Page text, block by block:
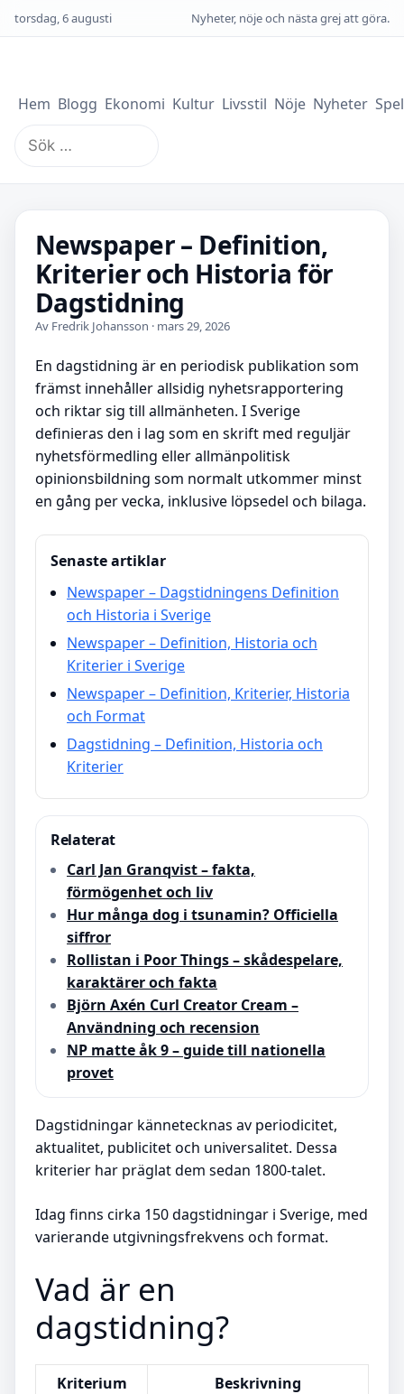
torsdag, 6 augusti Nyheter, nöje och nästa grej att göra.
Hem Blogg Ekonomi Kultur Livsstil Nöje Nyheter Spel
Sök
efter:
Newspaper – Definition,
Kriterier och Historia för
Dagstidning
Av Fredrik Johansson · mars 29, 2026
En dagstidning är en periodisk publikation som
främst innehåller allsidig nyhetsrapportering
och riktar sig till allmänheten. I Sverige
definieras den i lag som en skrift med reguljär
nyhetsförmedling eller allmänpolitisk
opinionsbildning som normalt utkommer minst
en gång per vecka, inklusive löpsedel och bilaga.
Senaste artiklar
Newspaper – Dagstidningens Definition
och Historia i Sverige
Newspaper – Definition, Historia och
Kriterier i Sverige
Newspaper – Definition, Kriterier, Historia
och Format
Dagstidning – Definition, Historia och
Kriterier
Relaterat
Carl Jan Granqvist – fakta,
förmögenhet och liv
Hur många dog i tsunamin? Officiella
siffror
Rollistan i Poor Things – skådespelare,
karaktärer och fakta
Björn Axén Curl Creator Cream –
Användning och recension
NP matte åk 9 – guide till nationella
provet
Dagstidningar kännetecknas av periodicitet,
aktualitet, publicitet och universalitet. Dessa
kriterier har präglat dem sedan 1800-talet.
Idag finns cirka 150 dagstidningar i Sverige, med
varierande utgivningsfrekvens och format.
Vad är en
dagstidning?
Kriterium
Beskrivning